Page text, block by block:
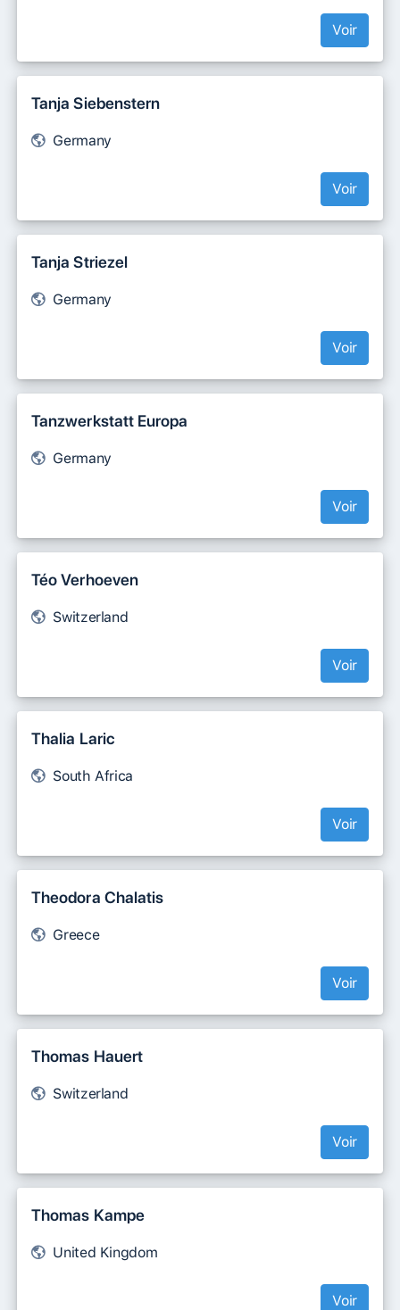
Voir
Tanja Siebenstern
Germany
Voir
Tanja Striezel
Germany
Voir
Tanzwerkstatt Europa
Germany
Voir
Téo Verhoeven
Switzerland
Voir
Thalia Laric
South Africa
Voir
Theodora Chalatis
Greece
Voir
Thomas Hauert
Switzerland
Voir
Thomas Kampe
United Kingdom
Voir